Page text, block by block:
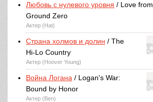
Любовь с нулевого уровня / Love from
Ground Zero
Актер (Hat)
Страна холмов и долин / The
Hi-Lo Country
Актер (Hoover Young)
Война Логана / Logan's War:
Bound by Honor
Актер (Ben)